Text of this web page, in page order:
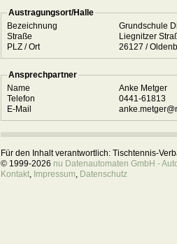
Austragungsort/Halle
Bezeichnung
Grundschule
Straße
Liegnitzer
PLZ / Ort
26127 /
Ansprechpartner
Name
Anke Metger
Telefon
0441-61813
E-Mail
Für den Inhalt verantwortlich: Tischtennis-
© 1999-2026 nu Datenautomaten GmbH -
Kontakt, Impressum, Datenschutz